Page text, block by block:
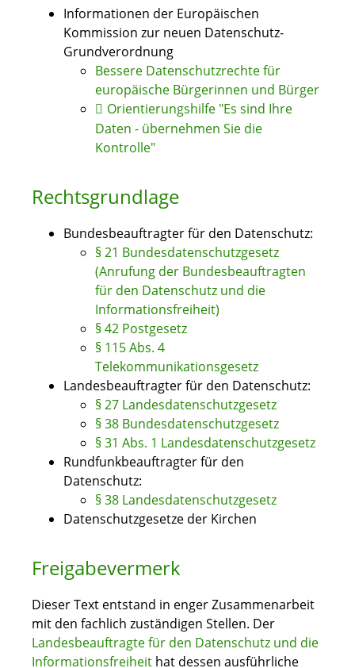
Informationen der Europäischen
Kommission zur neuen Datenschutz-
Grundverordnung
Bessere Datenschutzrechte für
europäische Bürgerinnen und Bürger
Orientierungshilfe "Es sind Ihre
Daten - übernehmen Sie die
Kontrolle"
Rechtsgrundlage
Bundesbeauftragter für den Datenschutz:
§ 21 Bundesdatenschutzgesetz
(Anrufung der Bundesbeauftragten
für den Datenschutz und die
Informationsfreiheit)
§ 42 Postgesetz
§ 115 Abs. 4
Telekommunikationsgesetz
Landesbeauftragter für den Datenschutz:
§ 27 Landesdatenschutzgesetz
§ 38 Bundesdatenschutzgesetz
§ 31 Abs. 1 Landesdatenschutzgesetz
Rundfunkbeauftragter für den
Datenschutz:
§ 38 Landesdatenschutzgesetz
Datenschutzgesetze der Kirchen
Freigabevermerk
Dieser Text entstand in enger Zusammenarbeit
mit den fachlich zuständigen Stellen. Der
Landesbeauftragte für den Datenschutz und die
Informationsfreiheit hat dessen ausführliche